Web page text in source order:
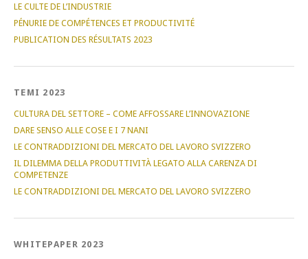
LE CULTE DE L’INDUSTRIE
PÉNURIE DE COMPÉTENCES ET PRODUCTIVITÉ
PUBLICATION DES RÉSULTATS 2023
TEMI 2023
CULTURA DEL SETTORE – COME AFFOSSARE L’INNOVAZIONE
DARE SENSO ALLE COSE E I 7 NANI
LE CONTRADDIZIONI DEL MERCATO DEL LAVORO SVIZZERO
IL DILEMMA DELLA PRODUTTIVITÀ LEGATO ALLA CARENZA DI
COMPETENZE
LE CONTRADDIZIONI DEL MERCATO DEL LAVORO SVIZZERO
WHITEPAPER 2023